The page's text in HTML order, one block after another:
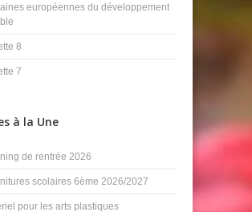
européennes du développement
8
7
à la Une
de rentrée 2026
scolaires 6ème 2026/2027
pour les arts plastiques